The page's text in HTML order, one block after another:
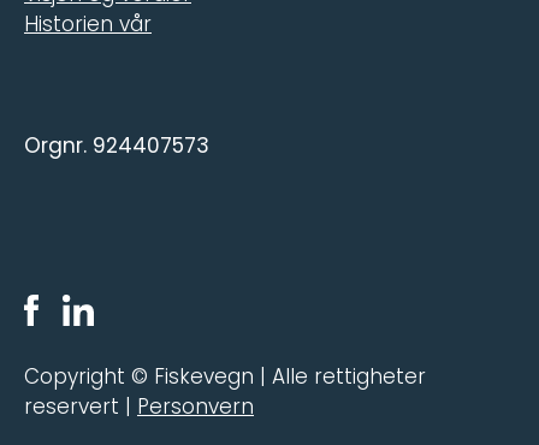
Historien vår
Orgnr. 924407573
Copyright © Fiskevegn | Alle rettigheter
reservert | Personvern